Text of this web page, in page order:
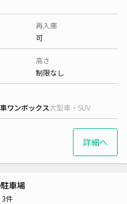
再入庫
可
高さ
制限なし
ワンボックス大型車・SUV
詳細へ
車場
3件